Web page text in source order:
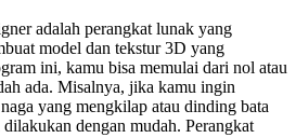
adalah perangkat lunak yang
model dan tekstur 3D yang
ini, kamu bisa memulai dari nol atau
ada. Misalnya, jika kamu ingin
yang mengkilap atau dinding bata
dengan mudah. Perangkat